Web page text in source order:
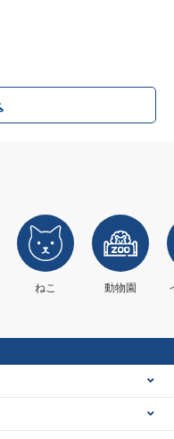
ねこ 動物園